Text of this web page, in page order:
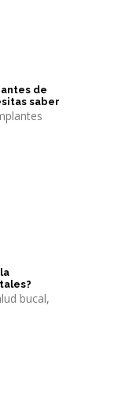
de
saber
bucal,